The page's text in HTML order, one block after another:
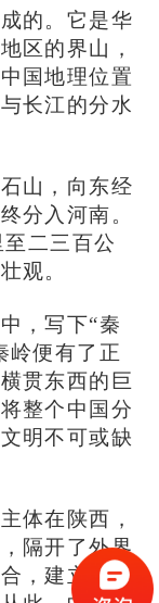
的。它是华
区的界山，
国地理位置
长江的分水
山，向东经
分入河南。
二三百公
观。
，写下“秦
岭便有了正
贯东西的巨
整个中国分
明不可或缺
体在陕西，
隔开了外界
，建立起中